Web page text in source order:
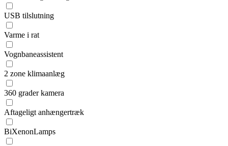
USB tilslutning
Varme i rat
Vognbaneassistent
2 zone klimaanlæg
360 grader kamera
Aftageligt anhængertræk
BiXenonLamps